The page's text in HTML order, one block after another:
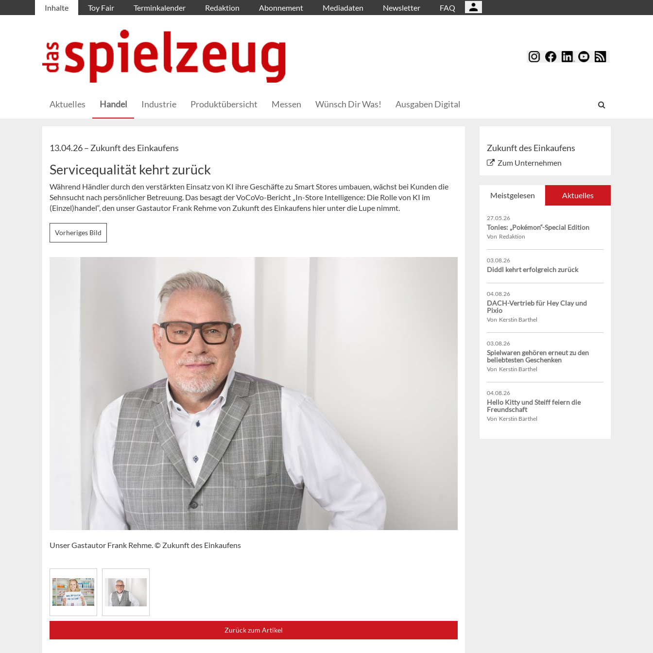
Inhalte Toy Fair Terminkalender Redaktion Abonnement Mediadaten Newsletter FAQ
Aktuelles Handel Industrie Produktübersicht Messen Wünsch Dir Was! Ausgaben Digital
13.04.26 – Zukunft des Einkaufens
Servicequalität kehrt zurück
Während Händler durch den verstärkten Einsatz von KI ihre Geschäfte zu Smart Stores umbauen, wächst bei Kunden die
Sehnsucht nach persönlicher Betreuung. Das besagt der VoCoVo-Bericht „In-Store Intelligence: Die Rolle von KI im
(Einzel)handel“, den unser Gastautor Frank Rehme von Zukunft des Einkaufens hier unter die Lupe nimmt.
Vorheriges Bild
Unser Gastautor Frank Rehme. © Zukunft des Einkaufens
Zurück zum Artikel
Zukunft des Einkaufens
Zum Unternehmen
Meistgelesen Aktuelles
27.05.26
Tonies: „Pokémon“-Special Edition
Von Redaktion
03.08.26
Diddl kehrt erfolgreich zurück
04.08.26
DACH-Vertrieb für Hey Clay und
Pixio
Von Kerstin Barthel
03.08.26
Spielwaren gehören erneut zu den
beliebtesten Geschenken
Von Kerstin Barthel
04.08.26
Hello Kitty und Steiff feiern die
Freundschaft
Von Kerstin Barthel